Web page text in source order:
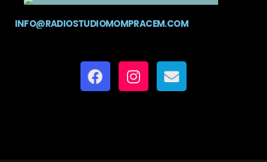
INFO@RADIOSTUDIOMOMPRACEM.COM